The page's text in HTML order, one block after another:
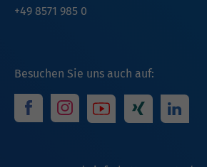
Besuchen Sie uns auch auf:
+49 8571 985 0